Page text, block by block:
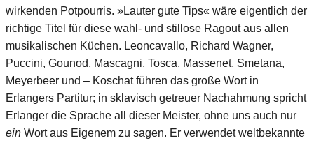
wirkenden Potpourris. »Lauter gute Tips« wäre eigentlich der
richtige Titel für diese wahl- und stillose Ragout aus allen
musikalischen Küchen. Leoncavallo, Richard Wagner,
Puccini, Gounod, Mascagni, Tosca, Massenet, Smetana,
Meyerbeer und – Koschat führen das große Wort in
Erlangers Partitur; in sklavisch getreuer Nachahmung spricht
Erlanger die Sprache all dieser Meister, ohne uns auch nur
ein Wort aus Eigenem zu sagen. Er verwendet weltbekannte